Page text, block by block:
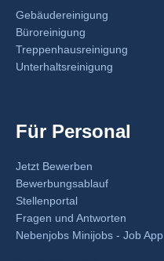
Gebäudereinigung
Büroreinigung
Treppenhausreinigung
Unterhaltsreinigung
Für Personal
Jetzt Bewerben
Bewerbungsablauf
Stellenportal
Fragen und Antworten
Nebenjobs Minijobs - Job App